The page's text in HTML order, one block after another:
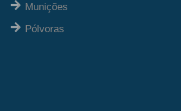
Munições
Pólvoras